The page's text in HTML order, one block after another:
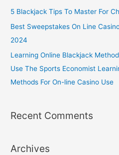
5 Blackjack Tips To Master For
Best Sweepstakes On Line
2024
Learning Online Blackjack
Use The Sports Economist
Methods For On-line Casino Use
Recent Comments
Archives